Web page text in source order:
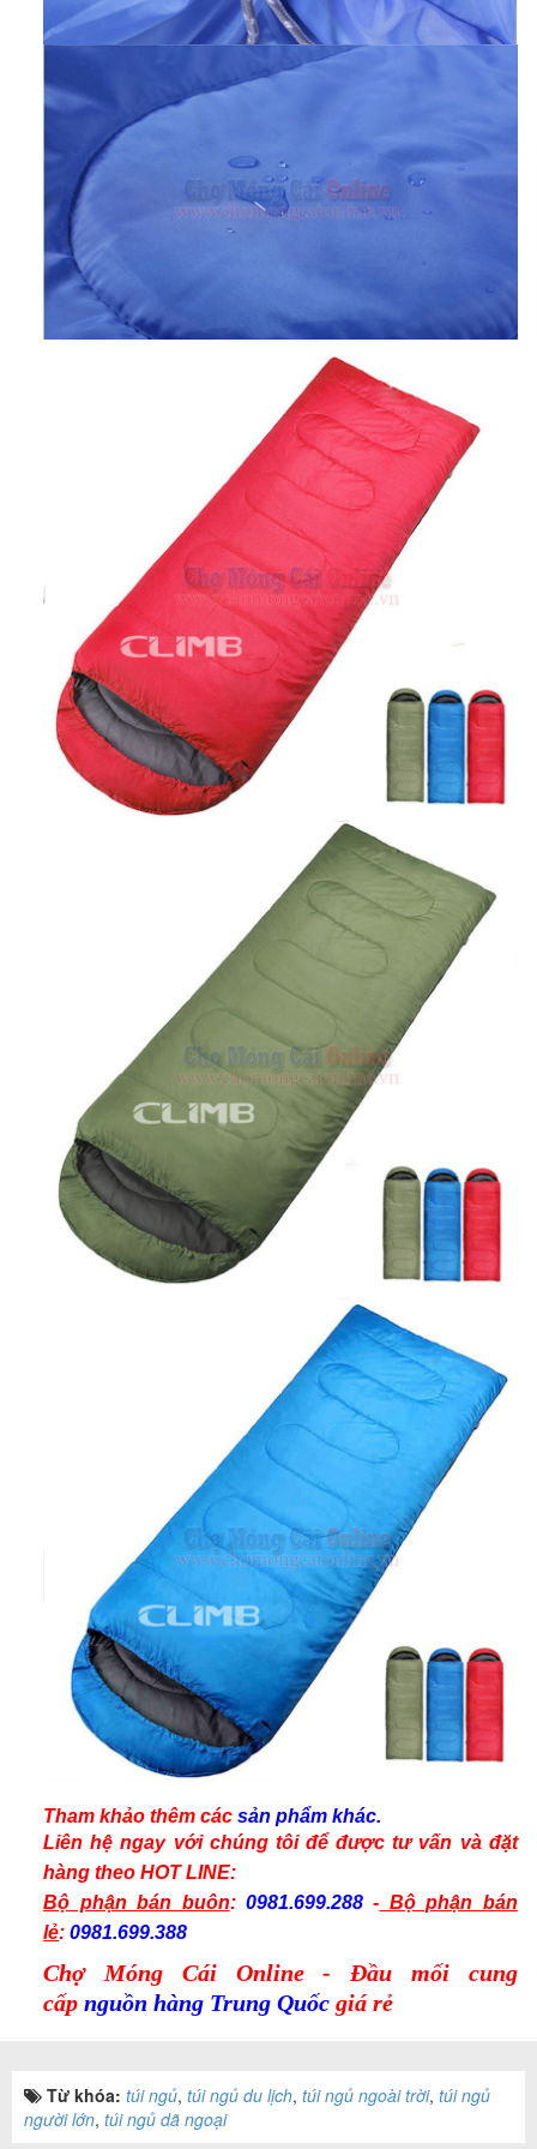
Tham khảo thêm cácsản phẩm khác.
Liên hệ ngay với chúng tôi để được tư vấn và đặt
hàng theoHOT LINE:
Bộ phận bán buôn: 0981.699.288 - Bộ phận bán
lẻ:0981.699.388
Chợ Móng Cái Online - Đầu mối cung
cấp nguồn hàng Trung Quốc giá rẻ
Từ khóa: túi ngủ, túi ngủ du lịch, túi ngủ ngoài trời, túi ngủ
người lớn, túi ngủ dã ngoại